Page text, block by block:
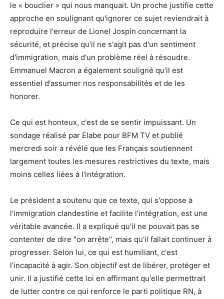
le « bouclier » qui nous manquait. Un proche justifie cette
approche en soulignant qu'ignorer ce sujet reviendrait à
reproduire l'erreur de Lionel Jospin concernant la
sécurité, et précise qu'il ne s'agit pas d'un sentiment
d'immigration, mais d'un problème réel à résoudre.
Emmanuel Macron a également souligné qu'il est
essentiel d'assumer nos responsabilités et de les
honorer.
Ce qui est honteux, c'est de se sentir impuissant. Un
sondage réalisé par Elabe pour BFM TV et publié
mercredi soir a révélé que les Français soutiennent
largement toutes les mesures restrictives du texte, mais
moins celles liées à l'intégration.
Le président a soutenu que ce texte, qui s'oppose à
l'immigration clandestine et facilite l'intégration, est une
véritable avancée. Il a expliqué qu'il ne pouvait pas se
contenter de dire "on arrête", mais qu'il fallait continuer à
progresser. Selon lui, ce qui est humiliant, c'est
l'incapacité à agir. Son objectif est de libérer, protéger et
unir. Il a justifié cette loi en affirmant qu'elle permettrait
de lutter contre ce qui renforce le parti politique RN, à